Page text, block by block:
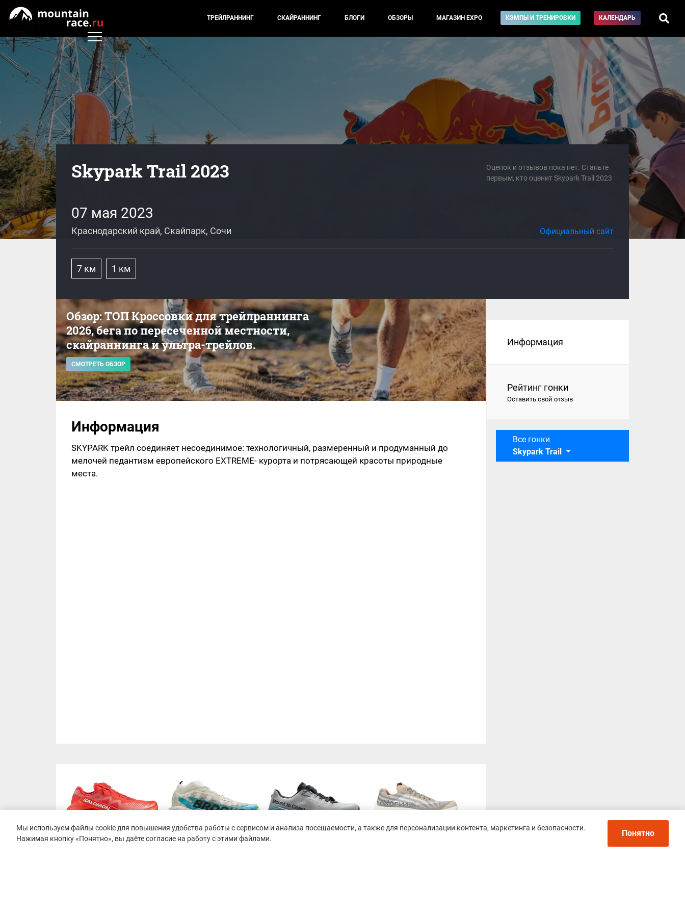
ТРЕЙЛРАННИНГ СКАЙРАННИНГ БЛОГИ ОБЗОРЫ МАГАЗИН EXPO КЭМПЫ И ТРЕНИРОВКИ КАЛЕНДАРЬ
Skypark Trail 2023
Оценок и отзывов пока нет. Станьте
первым, кто оценит Skypark Trail 2023
07 мая 2023
Краснодарский край, Скайпарк, Сочи Официальный сайт
7 км 1 км
Обзор: ТОП Кроссовки для трейлраннинга
2026, бега по пересеченной местности,
скайраннинга и ультра-трейлов.
СМОТРЕТЬ ОБЗОР
Информация
SKYPARK трейл соединяет несоединимое: технологичный, размеренный и продуманный до
мелочей педантизм европейского EXTREME- курорта и потрясающей красоты природные
места.
Информация
Рейтинг гонки
Оставить свой отзыв
Все гонки
Skypark Trail
Мы используем файлы cookie для повышения удобства работы с сервисом и анализа посещаемости, а также для персонализации контента, маркетинга и безопасности.
Нажимая кнопку «Понятно», вы даёте согласие на работу с этими файлами.
Понятно